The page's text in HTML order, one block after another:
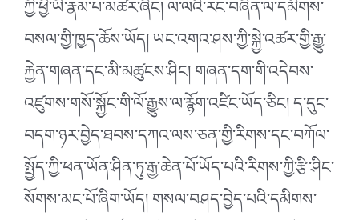
ཀྱི་ཕྱི་ཡི་རྣམ་པ་མཚར་ཞིང། ལ་ལའི་རང་བཞིན་ལ་དམིགས་
བསལ་གྱི་ཁྱད་ཆོས་ཡོད། ཡང་འགའ་ཤས་ཀྱི་སྐྱེ་འཚར་གྱི་རྒྱུ་
རྐྱེན་གཞན་དང་མི་མཚུངས་ཤིང། གཞན་དག་གི་འདེབས་
འཛུགས་གསོ་སྐྱོང་གི་ལོ་རྒྱུས་ལ་རྙོག་འཛིང་ཡོད་ཅིང། ད་དུང་
བདག་ཉར་བྱེད་ཐབས་དཀའ་ལས་ཅན་གྱི་རིགས་དང་བཀོལ་
སྤྱོད་ཀྱི་ཕན་ཡོན་ཤིན་ཏུ་རྒྱ་ཆེན་པོ་ཡོད་པའི་རིགས་ཀྱི་རྩི་ཤིང་
སོགས་མང་པོ་ཞིག་ཡོད། གསལ་བཤད་བྱེད་པའི་དམིགས་